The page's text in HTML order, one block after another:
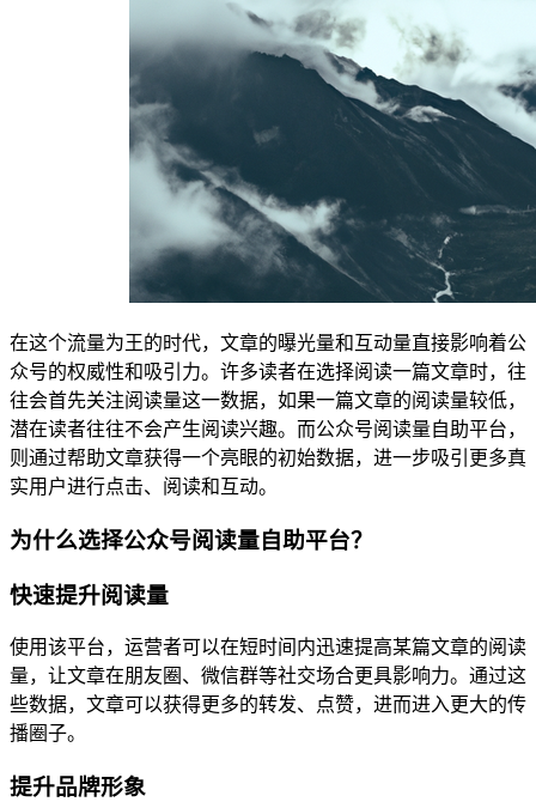
在这个流量为王的时代，文章的曝光量和互动量直接影响着公
众号的权威性和吸引力。许多读者在选择阅读一篇文章时，往
往会首先关注阅读量这一数据，如果一篇文章的阅读量较低，
潜在读者往往不会产生阅读兴趣。而公众号阅读量自助平台，
则通过帮助文章获得一个亮眼的初始数据，进一步吸引更多真
实用户进行点击、阅读和互动。
为什么选择公众号阅读量自助平台？
快速提升阅读量
使用该平台，运营者可以在短时间内迅速提高某篇文章的阅读
量，让文章在朋友圈、微信群等社交场合更具影响力。通过这
些数据，文章可以获得更多的转发、点赞，进而进入更大的传
播圈子。
提升品牌形象